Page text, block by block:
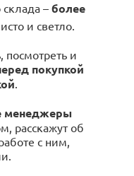
– более
и светло.
посмотреть и
покупкой
.
менеджеры
расскажут об
с ним,